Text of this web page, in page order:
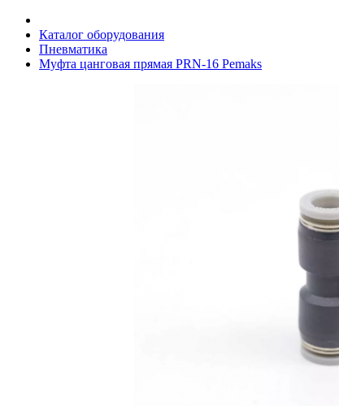
Каталог оборудования
Пневматика
Муфта цанговая прямая PRN-16 Pemaks